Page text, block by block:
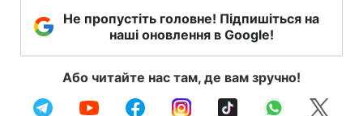
Не пропустіть головне! Підпишіться на
наші оновлення в Google!
Або читайте нас там, де вам зручно!